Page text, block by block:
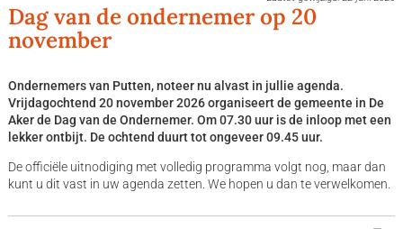
Dag van de ondernemer op 20
november
Ondernemers van Putten, noteer nu alvast in jullie agenda.
Vrijdagochtend 20 november 2026 organiseert de gemeente in De
Aker de Dag van de Ondernemer. Om 07.30 uur is de inloop met een
lekker ontbijt. De ochtend duurt tot ongeveer 09.45 uur.
De officiële uitnodiging met volledig programma volgt nog, maar dan
kunt u dit vast in uw agenda zetten. We hopen u dan te verwelkomen.